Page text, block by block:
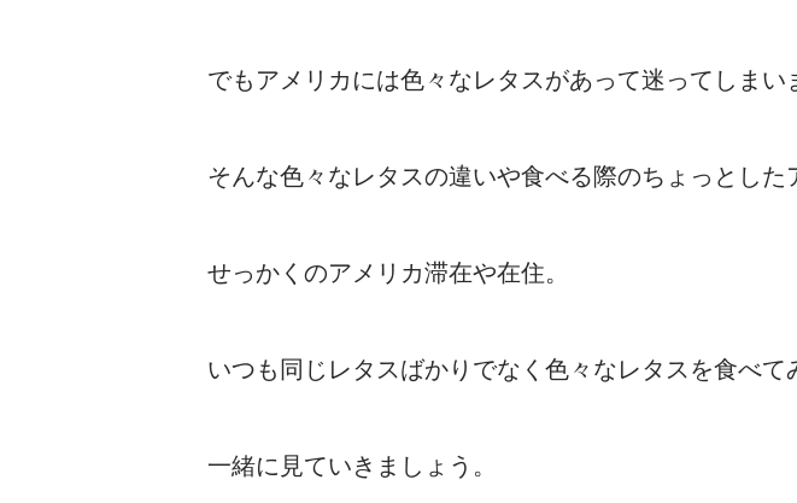
でもアメリカには色々なレタスがあって迷ってしまい
そんな色々なレタスの違いや食べる際のちょっとした
せっかくのアメリカ滞在や在住。
いつも同じレタスばかりでなく色々なレタスを食べて
一緒に見ていきましょう。